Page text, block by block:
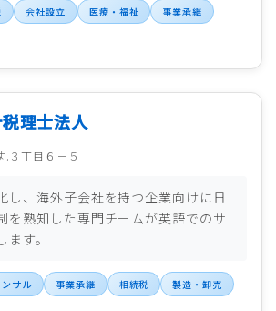
会社設立 医療・福祉 事業承継
理士法人
３丁目６－５
し、海外子会社を持つ企業向けに日
を熟知した専門チームが英語でのサ
す。
サル 事業承継 相続税 製造・卸売